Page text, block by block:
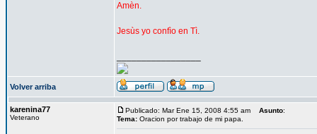
Amèn.
Jesùs yo confìo en Tì.
Volver arriba
karenina77
Veterano
Publicado: Mar Ene 15, 2008 4:55 am Asunto:
Tema: Oracion por trabajo de mi papa.